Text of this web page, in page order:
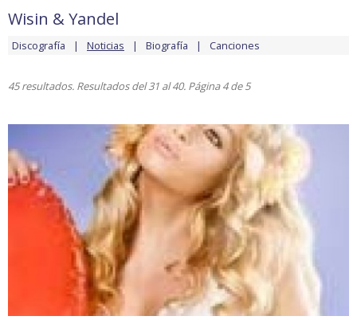
Wisin & Yandel
Discografía Noticias Biografía Canciones
45 resultados. Resultados del 31 al 40. Página 4 de 5